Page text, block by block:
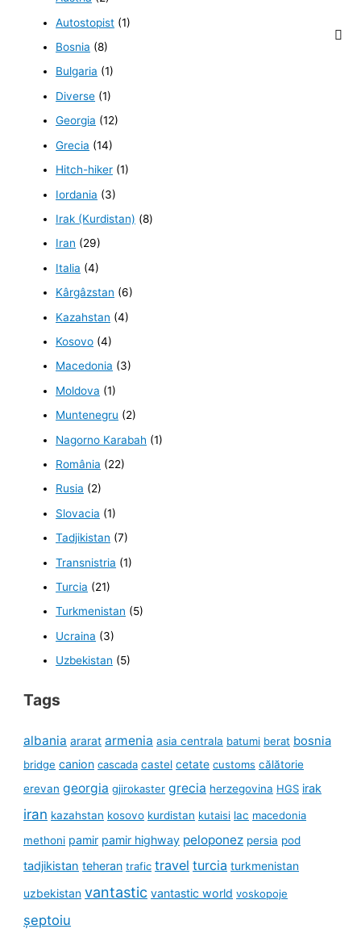
Autostopist (1)
Bosnia (8)
Bulgaria (1)
Diverse (1)
Georgia (12)
Grecia (14)
Hitch-hiker (1)
Iordania (3)
Irak (Kurdistan) (8)
Iran (29)
Italia (4)
Kârgâzstan (6)
Kazahstan (4)
Kosovo (4)
Macedonia (3)
Moldova (1)
Muntenegru (2)
Nagorno Karabah (1)
România (22)
Rusia (2)
Slovacia (1)
Tadjikistan (7)
Transnistria (1)
Turcia (21)
Turkmenistan (5)
Ucraina (3)
Uzbekistan (5)
Tags
albania ararat armenia asia centrala batumi berat bosnia
bridge canion cascada castel cetate customs călătorie
erevan georgia gjirokaster grecia herzegovina HGS irak
iran kazahstan kosovo kurdistan kutaisi lac macedonia
methoni pamir pamir highway peloponez persia pod
tadjikistan teheran trafic travel turcia turkmenistan
uzbekistan vantastic vantastic world voskopoje
șeptoiu